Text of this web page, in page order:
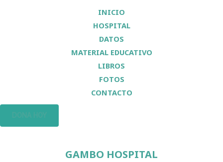
INICIO
HOSPITAL
DATOS
MATERIAL EDUCATIVO
LIBROS
FOTOS
CONTACTO
GAMBO HOSPITAL